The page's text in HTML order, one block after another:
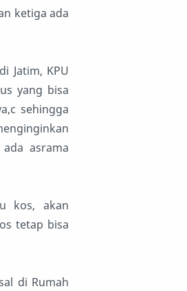
ketiga ada
Jatim, KPU
yang bisa
sehingga
asrama
kos, akan
tetap bisa
di Rumah